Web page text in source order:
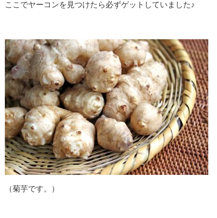
ここでヤーコンを見つけたら必ずゲットしていました♪
（菊芋です。）